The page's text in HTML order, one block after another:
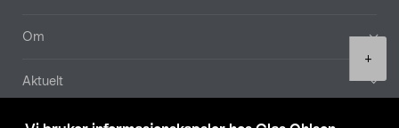
+
Om
Aktuelt